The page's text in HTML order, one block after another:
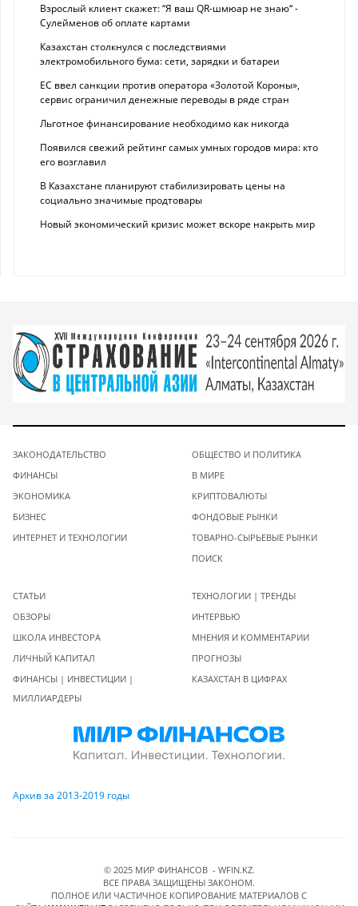
Взрослый клиент скажет: “Я ваш QR-шмюар не знаю“ -
Сулейменов об оплате картами
Казахстан столкнулся с последствиями
электромобильного бума: сети, зарядки и батареи
ЕС ввел санкции против оператора «Золотой Короны»,
сервис ограничил денежные переводы в ряде стран
Льготное финансирование необходимо как никогда
Появился свежий рейтинг самых умных городов мира: кто
его возглавил
В Казахстане планируют стабилизировать цены на
социально значимые продтовары
Новый экономический кризис может вскоре накрыть мир
ЗАКОНОДАТЕЛЬСТВО
ФИНАНСЫ
ЭКОНОМИКА
БИЗНЕС
ИНТЕРНЕТ И ТЕХНОЛОГИИ
ОБЩЕСТВО И ПОЛИТИКА
В МИРЕ
КРИПТОВАЛЮТЫ
ФОНДОВЫЕ РЫНКИ
ТОВАРНО-СЫРЬЕВЫЕ РЫНКИ
ПОИСК
СТАТЬИ
ОБЗОРЫ
ШКОЛА ИНВЕСТОРА
ЛИЧНЫЙ КАПИТАЛ
ФИНАНСЫ | ИНВЕСТИЦИИ |
МИЛЛИАРДЕРЫ
ТЕХНОЛОГИИ | ТРЕНДЫ
ИНТЕРВЬЮ
МНЕНИЯ И КОММЕНТАРИИ
ПРОГНОЗЫ
КАЗАХСТАН В ЦИФРАХ
Архив за 2013-2019 годы
© 2025 МИР ФИНАНСОВ - WFIN.KZ.
ВСЕ ПРАВА ЗАЩИЩЕНЫ ЗАКОНОМ.
ПОЛНОЕ ИЛИ ЧАСТИЧНОЕ КОПИРОВАНИЕ МАТЕРИАЛОВ C